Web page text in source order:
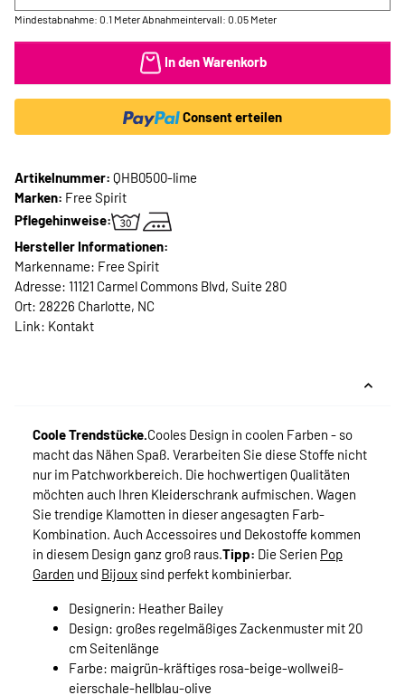
Mindestabnahme: 0.1 Meter Abnahmeintervall: 0.05 Meter
In den Warenkorb
Consent erteilen
Artikelnummer: QHB0500-lime
Marken: Free Spirit
Pflegehinweise:
Hersteller Informationen:
Markenname: Free Spirit
Adresse: 11121 Carmel Commons Blvd, Suite 280
Ort: 28226 Charlotte, NC
Link: Kontakt
Coole Trendstücke.Cooles Design in coolen Farben - so
macht das Nähen Spaß. Verarbeiten Sie diese Stoffe nicht
nur im Patchworkbereich. Die hochwertigen Qualitäten
möchten auch Ihren Kleiderschrank aufmischen. Wagen
Sie trendige Klamotten in dieser angesagten Farb-
Kombination. Auch Accessoires und Dekostoffe kommen
in diesem Design ganz groß raus.Tipp: Die Serien Pop
Garden und Bijoux sind perfekt kombinierbar.
Designerin: Heather Bailey
Design: großes regelmäßiges Zackenmuster mit 20
cm Seitenlänge
Farbe: maigrün-kräftiges rosa-beige-wollweiß-
eierschale-hellblau-olive